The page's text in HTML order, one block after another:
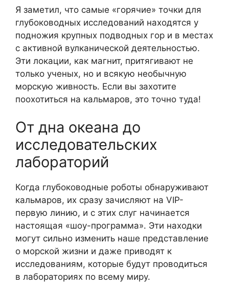
Я заметил, что самые «горячие» точки для
глубоководных исследований находятся у
подножия крупных подводных гор и в местах
с активной вулканической деятельностью.
Эти локации, как магнит, притягивают не
только ученых, но и всякую необычную
морскую живность. Если вы захотите
поохотиться на кальмаров, это точно туда!
От дна океана до
исследовательских
лабораторий
Когда глубоководные роботы обнаруживают
кальмаров, их сразу зачисляют на VIP-
первую линию, и с этих слуг начинается
настоящая «шоу-программа». Эти находки
могут сильно изменить наше представление
о морской жизни и даже приводят к
исследованиям, которые будут проводиться
в лабораториях по всему миру.